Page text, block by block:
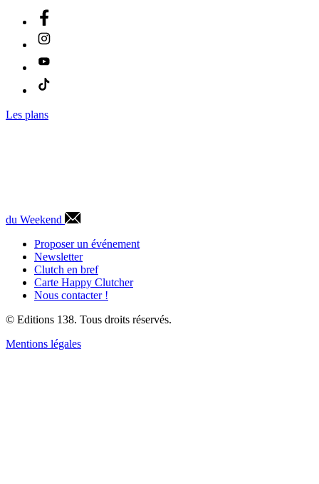
Les plans
du Weekend
Proposer un événement
Newsletter
Clutch en bref
Carte Happy Clutcher
Nous contacter !
© Editions 138. Tous droits réservés.
Mentions légales